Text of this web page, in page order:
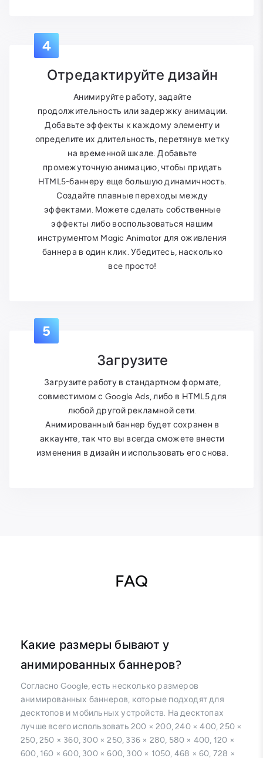
4
Отредактируйте дизайн
Анимируйте работу, задайте
продолжительность или задержку анимации.
Добавьте эффекты к каждому элементу и
определите их длительность, перетянув метку
на временной шкале. Добавьте
промежуточную анимацию, чтобы придать
HTML5-баннеру еще большую динамичность.
Создайте плавные переходы между
эффектами. Можете сделать собственные
эффекты либо воспользоваться нашим
инструментом Magic Animator для оживления
баннера в один клик. Убедитесь, насколько
все просто!
5
Загрузите
Загрузите работу в стандартном формате,
совместимом с Google Ads, либо в HTML5 для
любой другой рекламной сети.
Анимированный баннер будет сохранен в
аккаунте, так что вы всегда сможете внести
изменения в дизайн и использовать его снова.
FAQ
Какие размеры бывают у
анимированных баннеров?
Согласно Google, есть несколько размеров
анимированных баннеров, которые подходят для
десктопов и мобильных устройств. На десктопах
лучше всего использовать 200 × 200, 240 × 400, 250 ×
250, 250 × 360, 300 × 250, 336 × 280, 580 × 400, 120 ×
600, 160 × 600, 300 × 600, 300 × 1050, 468 × 60, 728 ×